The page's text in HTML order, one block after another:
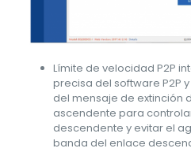
Límite de velocidad P2P
precisa del software P2P
del mensaje de extinción
ascendente para
descendente y evitar el
banda del enlace